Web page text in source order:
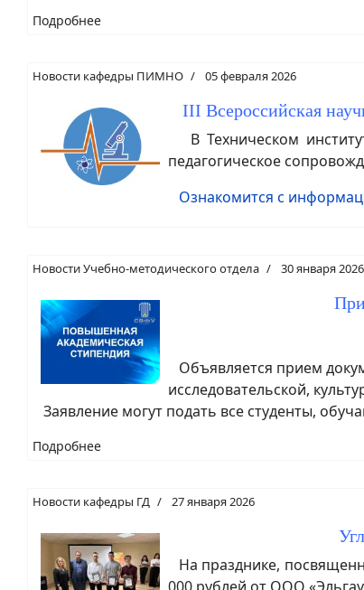
Подробнее
Новости кафедры ПИМНО 05 февраля 2026
III Всероссийская
В Техническом
педагогическое
Ознакомится с
Новости Учебно-методического отдела 30 января 2026
Объявляется прием
исследовательской,
Заявление могут подать все студенты,
Подробнее
Новости кафедры ГД 27 января 2026
На празднике,
000 рублей от ООО